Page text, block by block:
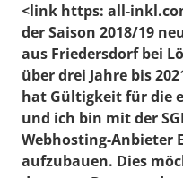
<link https: all-
der Saison 2018/19
aus Friedersdorf bei
über drei Jahre bis
hat Gültigkeit für die
und ich bin mit der
Webhosting-Anbieter
aufzubauen. Dies